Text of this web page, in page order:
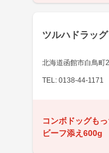
ツルハドラッ
北海道函館市白鳥町
TEL: 0138-44-1171
コンボドッグも
ビーフ添え600g